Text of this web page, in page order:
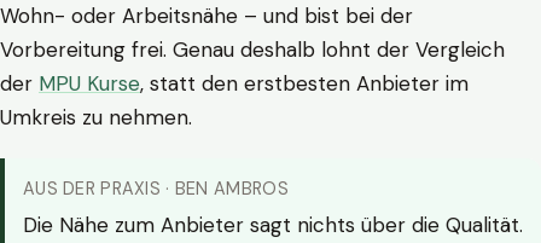
Wohn- oder Arbeitsnähe – und bist bei der
Vorbereitung frei. Genau deshalb lohnt der Vergleich
der MPU Kurse, statt den erstbesten Anbieter im
Umkreis zu nehmen.
AUS DER PRAXIS · BEN AMBROS
Die Nähe zum Anbieter sagt nichts über die Qualität.